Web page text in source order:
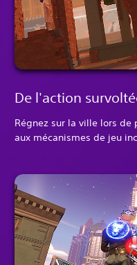
De l'action
Régnez sur la ville lors
aux mécanismes de jeu